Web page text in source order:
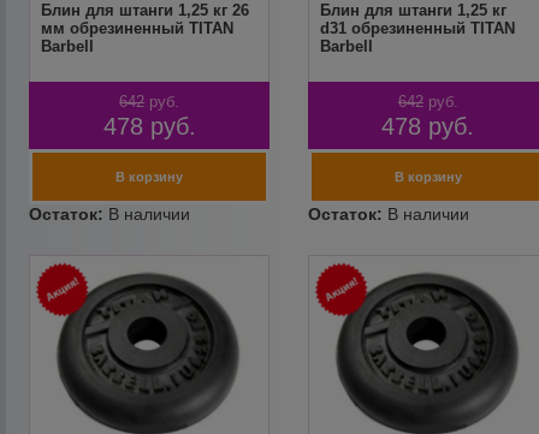
Блин для штанги 1,25 кг 26
мм обрезиненный TITAN
Barbell
642 руб.
478 руб.
Блин для штанги 1,25 кг
d31 обрезиненный TITAN
Barbell
642 руб.
478 руб.